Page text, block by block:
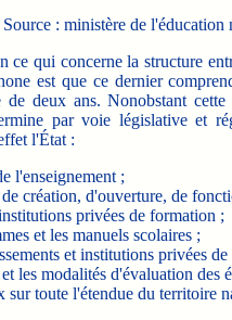
Source : ministère de l'éducation
qui concerne la structure
est que ce dernier
deux ans. Nonobstant
par voie législative et
l'État :
l'enseignement ;
création, d'ouverture, de
privées de formation ;
et les manuels scolaires ;
et institutions privées
les modalités d'évaluation des
sur toute l'étendue du territoire